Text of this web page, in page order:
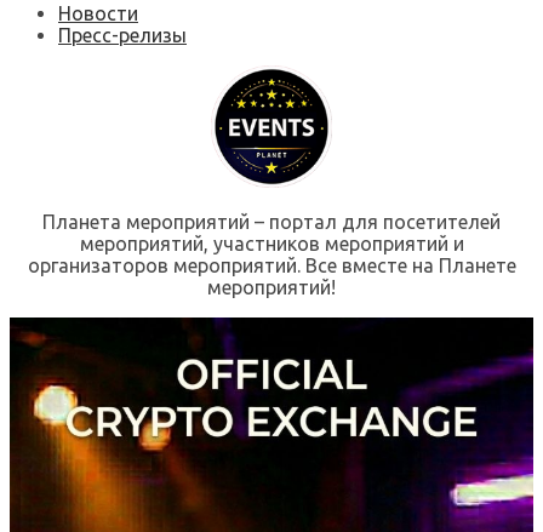
Новости
Пресс-релизы
Планета мероприятий – портал для посетителей
мероприятий, участников мероприятий и
организаторов мероприятий. Все вместе на Планете
мероприятий!